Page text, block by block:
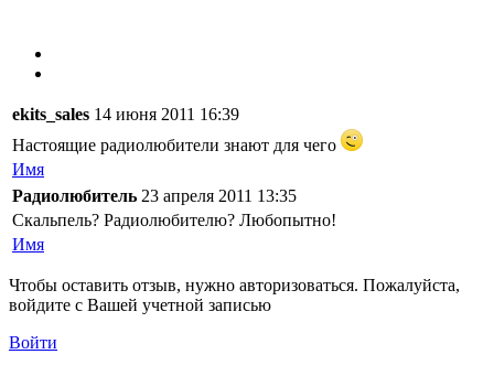
ekits_sales 14 июня 2011 16:39
Настоящие радиолюбители знают для чего
Имя
Радиолюбитель 23 апреля 2011 13:35
Скальпель? Радиолюбителю? Любопытно!
Имя
Чтобы оставить отзыв, нужно авторизоваться. Пожалуйста,
войдите с Вашей учетной записью
Войти